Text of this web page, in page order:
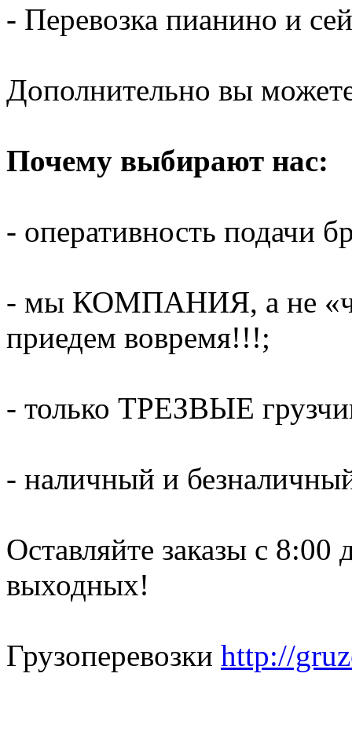
- Перевозка пианино и
Дополнительно вы можете
Почему выбирают нас:
- оперативность подачи
- мы КОМПАНИЯ, а не
приедем вовремя!!!;
- только ТРЕЗВЫЕ
- наличный и
Оставляйте заказы с
выходных!
Грузоперевозки http://